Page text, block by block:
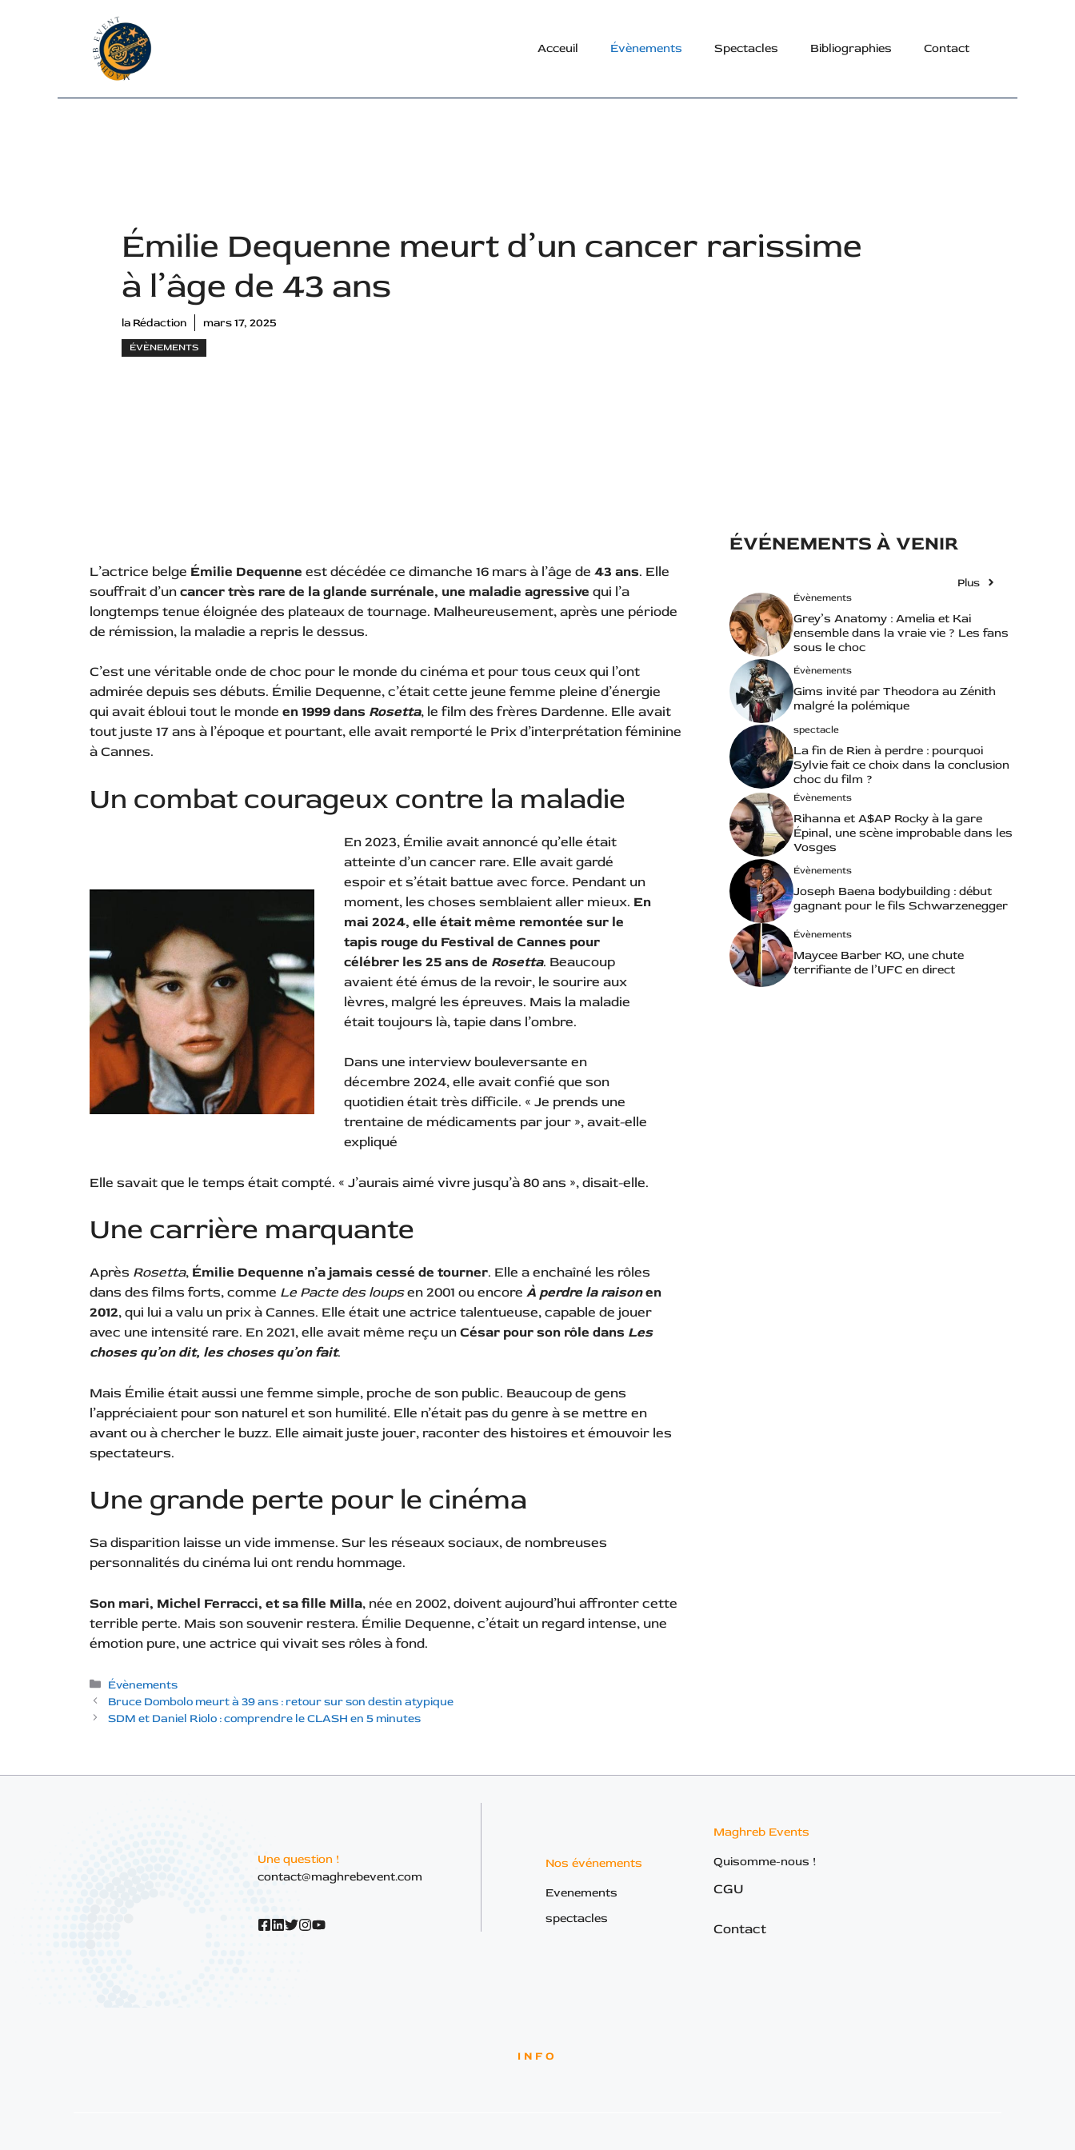
Acceuil Évènements Spectacles Bibliographies Contact
Émilie Dequenne meurt d’un cancer rarissime
à l’âge de 43 ans
la Rédaction mars 17, 2025
ÉVÈNEMENTS
L’actrice belge Émilie Dequenne est décédée ce dimanche 16 mars à l’âge de 43 ans. Elle
souffrait d’uncancer très rare de la glande surrénale, une maladie agressive qui l’a
longtemps tenue éloignée des plateaux de tournage. Malheureusement, après une période
de rémission, la maladie a repris le dessus.
C’est une véritable onde de choc pour le monde du cinéma et pour tous ceux qui l’ont
admirée depuis ses débuts. Émilie Dequenne, c’était cette jeune femme pleine d’énergie
qui avait ébloui tout le monde en 1999 dans Rosetta, le film des frères Dardenne. Elle avait
tout juste 17 ans à l’époque et pourtant, elle avait remporté le Prix d’interprétation féminine
à Cannes.
Un combat courageux contre la maladie
En 2023, Émilie avait annoncé qu’elle était
atteinte d’un cancer rare. Elle avait gardé
espoir et s’était battue avec force. Pendant un
moment, les choses semblaient aller mieux. En
mai 2024, elle était même remontée sur le
tapis rouge du Festival de Cannes pour
célébrer les 25 ans de Rosetta. Beaucoup
avaient été émus de la revoir, le sourire aux
lèvres, malgré les épreuves. Mais la maladie
était toujours là, tapie dans l’ombre.
Dans une interview bouleversante en
décembre 2024, elle avait confié que son
quotidien était très difficile. « Je prends une
trentaine de médicaments par jour », avait-elle
expliqué
Elle savait que le temps était compté. « J’aurais aimé vivre jusqu’à 80 ans », disait-elle.
Une carrière marquante
Après Rosetta, Émilie Dequenne n’a jamais cessé de tourner. Elle a enchaîné les rôles
dans des films forts, comme Le Pacte des loupsen 2001 ou encore À perdre la raisonen
2012, qui lui a valu un prix à Cannes. Elle était une actrice talentueuse, capable de jouer
avec une intensité rare. En 2021, elle avait même reçu unCésar pour son rôle dans Les
choses qu’on dit, les choses qu’on fait.
Mais Émilie était aussi une femme simple, proche de son public. Beaucoup de gens
l’appréciaient pour son naturel et son humilité. Elle n’était pas du genre à se mettre en
avant ou à chercher le buzz. Elle aimait juste jouer, raconter des histoires et émouvoir les
spectateurs.
Une grande perte pour le cinéma
Sa disparition laisse un vide immense. Sur les réseaux sociaux, de nombreuses
personnalités du cinéma lui ont rendu hommage.
Son mari, Michel Ferracci, et sa fille Milla, née en 2002, doivent aujourd’hui affronter cette
terrible perte. Mais son souvenir restera. Émilie Dequenne, c’était un regard intense, une
émotion pure, une actrice qui vivait ses rôles à fond.
Catégories
Évènements
Bruce Dombolo meurt à 39 ans : retour sur son destin atypique
SDM et Daniel Riolo : comprendre le CLASH en 5 minutes
ÉVÉNEMENTS À VENIR
Plus
Évènements
Grey’s Anatomy : Amelia et Kai
ensemble dans la vraie vie ? Les fans
sous le choc
Évènements
Gims invité par Theodora au Zénith
malgré la polémique
spectacle
La fin de Rien à perdre : pourquoi
Sylvie fait ce choix dans la conclusion
choc du film ?
Évènements
Rihanna et A$AP Rocky à la gare
Épinal, une scène improbable dans les
Vosges
Évènements
Joseph Baena bodybuilding : début
gagnant pour le fils Schwarzenegger
Évènements
Maycee Barber KO, une chute
terrifiante de l’UFC en direct
Une question !
contact@maghrebevent.com
Nos événements
Evenements
spectacles
Maghreb Events
Quisomme-nous !
CGU
Contact
INFO